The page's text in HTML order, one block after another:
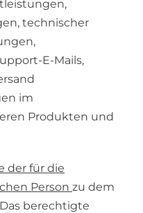
technischer
E-Mails,
im
Produkten und
der für die
Person zu dem
berechtigte